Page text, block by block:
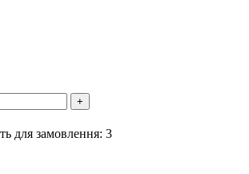
+
для замовлення: 3